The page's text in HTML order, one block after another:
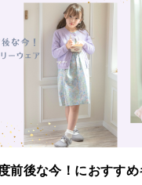
前後な今！におすす